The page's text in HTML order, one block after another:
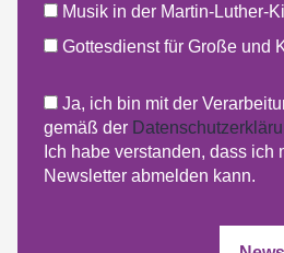
Musik in der Martin-Luther-
Gottesdienst für Große und
Ja, ich bin mit der
gemäß der
Ich habe verstanden, dass ich
Newsletter abmelden kann.